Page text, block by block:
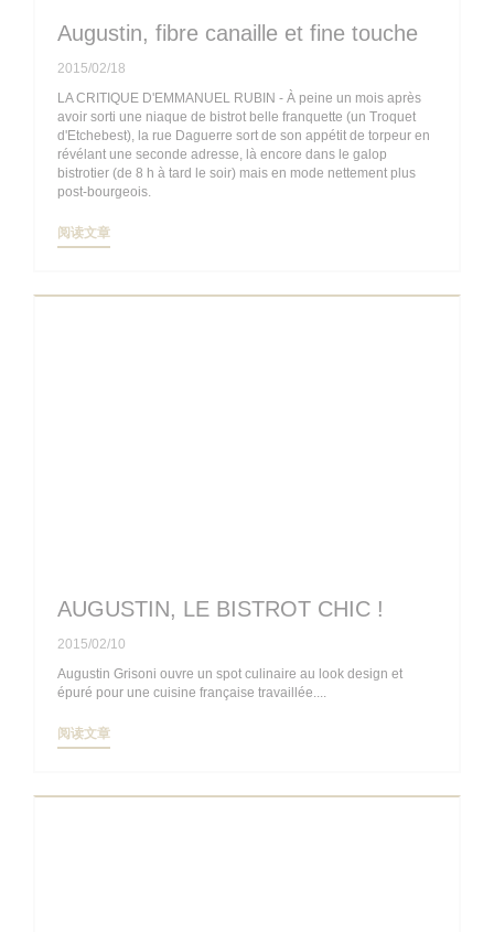
Augustin, fibre canaille et fine touche
2015/02/18
LA CRITIQUE D'EMMANUEL RUBIN - À peine un mois après
avoir sorti une niaque de bistrot belle franquette (un Troquet
d'Etchebest), la rue Daguerre sort de son appétit de torpeur en
révélant une seconde adresse, là encore dans le galop
bistrotier (de 8 h à tard le soir) mais en mode nettement plus
post-bourgeois.
阅读文章((在新窗口中打开))
AUGUSTIN, LE BISTROT CHIC !
2015/02/10
Augustin Grisoni ouvre un spot culinaire au look design et
épuré pour une cuisine française travaillée....
阅读文章((在新窗口中打开))